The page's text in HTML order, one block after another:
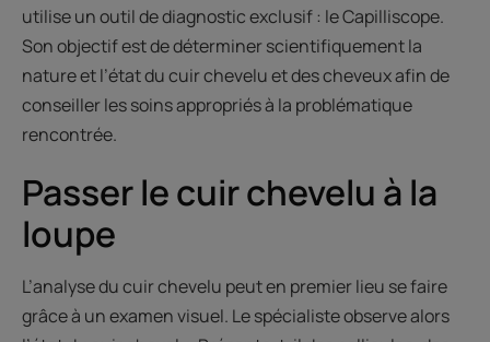
utilise un outil de diagnostic exclusif : le Capilliscope.
Son objectif est de déterminer scientifiquement la
nature et l’état du cuir chevelu et des cheveux afin de
conseiller les soins appropriés à la problématique
rencontrée.
Passer le cuir chevelu à la
loupe
L’analyse du cuir chevelu peut en premier lieu se faire
grâce à un examen visuel. Le spécialiste observe alors